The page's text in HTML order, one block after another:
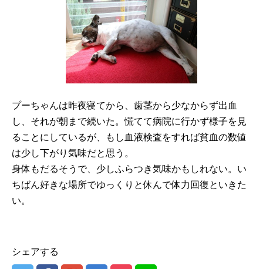
プーちゃんは昨夜寝てから、歯茎から少なからず出血
し、それが朝まで続いた。慌てて病院に行かず様子を見
ることにしているが、もし血液検査をすれば貧血の数値
は少し下がり気味だと思う。
身体もだるそうで、少しふらつき気味かもしれない。い
ちばん好きな場所でゆっくりと休んで体力回復といきた
い。
シェアする